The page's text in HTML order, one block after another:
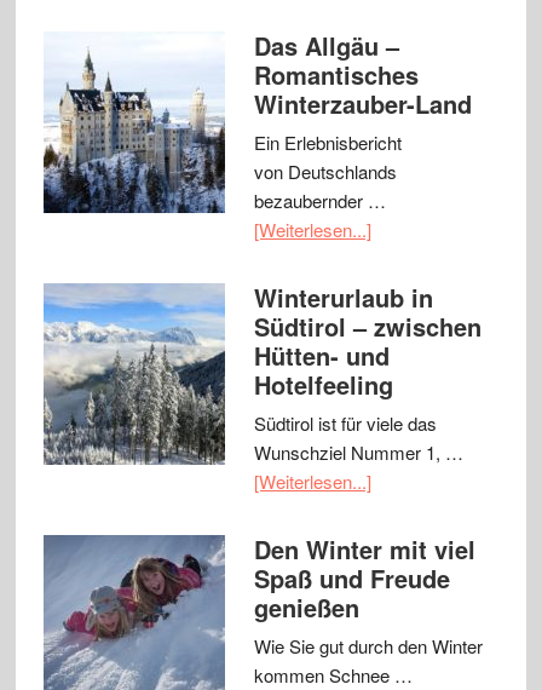
Das Allgäu –
Romantisches
Winterzauber-Land
Ein Erlebnisbericht
von Deutschlands
bezaubernder …
[Weiterlesen...]
Winterurlaub in
Südtirol – zwischen
Hütten- und
Hotelfeeling
Südtirol ist für viele das
Wunschziel Nummer 1, …
[Weiterlesen...]
Den Winter mit viel
Spaß und Freude
genießen
Wie Sie gut durch den Winter
kommen Schnee …